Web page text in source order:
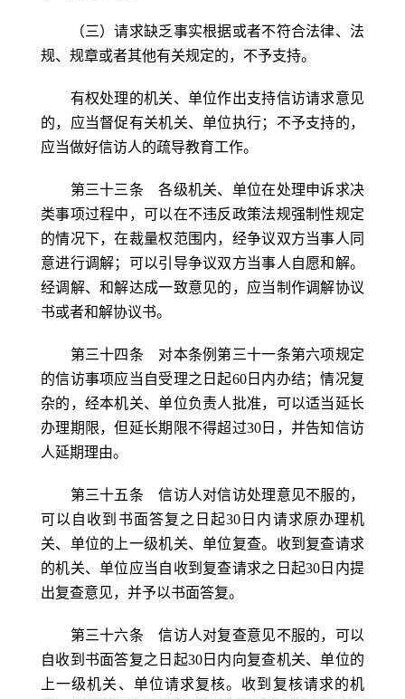
（三）请求缺乏事实根据或者不符合法律、法
规、规章或者其他有关规定的，不予支持。
有权处理的机关、单位作出支持信访请求意见
的，应当督促有关机关、单位执行；不予支持的，
应当做好信访人的疏导教育工作。
第三十三条 各级机关、单位在处理申诉求决
类事项过程中，可以在不违反政策法规强制性规定
的情况下，在裁量权范围内，经争议双方当事人同
意进行调解；可以引导争议双方当事人自愿和解。
经调解、和解达成一致意见的，应当制作调解协议
书或者和解协议书。
第三十四条 对本条例第三十一条第六项规定
的信访事项应当自受理之日起60日内办结；情况复
杂的，经本机关、单位负责人批准，可以适当延长
办理期限，但延长期限不得超过30日，并告知信访
人延期理由。
第三十五条 信访人对信访处理意见不服的，
可以自收到书面答复之日起30日内请求原办理机
关、单位的上一级机关、单位复查。收到复查请求
的机关、单位应当自收到复查请求之日起30日内提
出复查意见，并予以书面答复。
第三十六条 信访人对复查意见不服的，可以
自收到书面答复之日起30日内向复查机关、单位的
上一级机关、单位请求复核。收到复核请求的机